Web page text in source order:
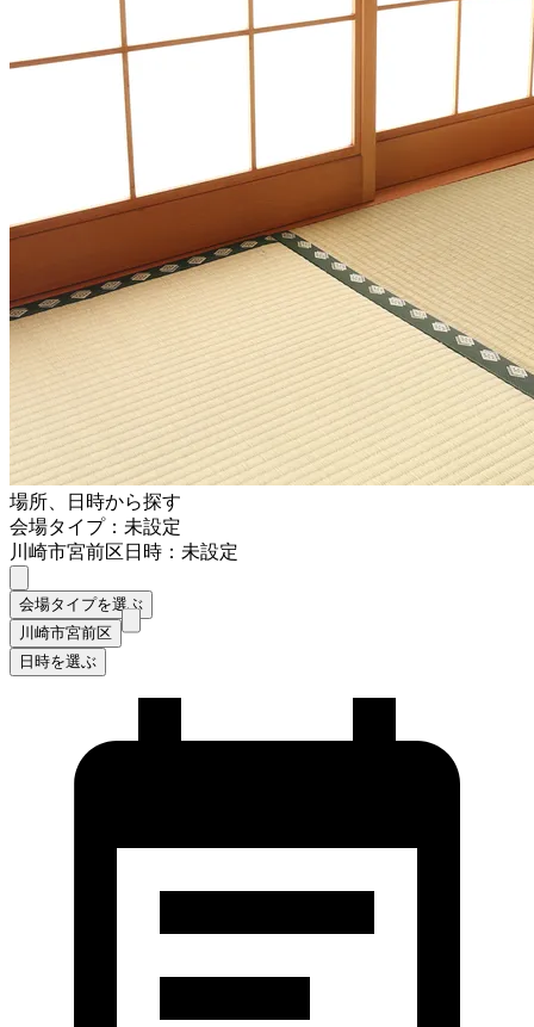
場所、日時から探す
会場タイプ：未設定
川崎市宮前区日時：未設定
会場タイプを選ぶ
川崎市宮前区
日時を選ぶ